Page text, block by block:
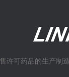
可药品的生产制